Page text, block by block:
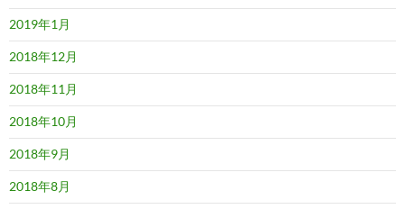
2019年1月
2018年12月
2018年11月
2018年10月
2018年9月
2018年8月